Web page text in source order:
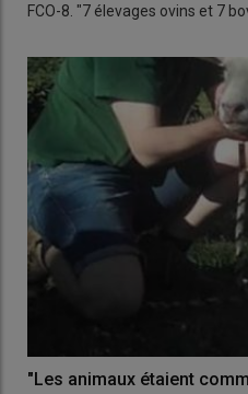
FCO-8. "7 élevages ovins et 7
"Les animaux étaient